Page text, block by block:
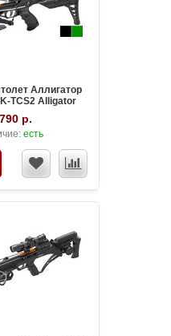
Аллигатор
TCS2 Alligator
р.
есть